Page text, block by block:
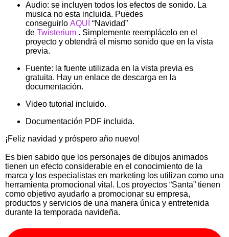
Audio: se incluyen todos los efectos de sonido. La
musica no esta incluida. Puedes
conseguirlo AQUÍ “Navidad”
de Twisterium . Simplemente reemplácelo en el
proyecto y obtendrá el mismo sonido que en la vista
previa.
Fuente: la fuente utilizada en la vista previa es
gratuita. Hay un enlace de descarga en la
documentación.
Video tutorial incluido.
Documentación PDF incluida.
¡Feliz navidad y próspero año nuevo!
Es bien sabido que los personajes de dibujos animados
tienen un efecto considerable en el conocimiento de la
marca y los especialistas en marketing los utilizan como una
herramienta promocional vital. Los proyectos “Santa” tienen
como objetivo ayudarlo a promocionar su empresa,
productos y servicios de una manera única y entretenida
durante la temporada navideña.